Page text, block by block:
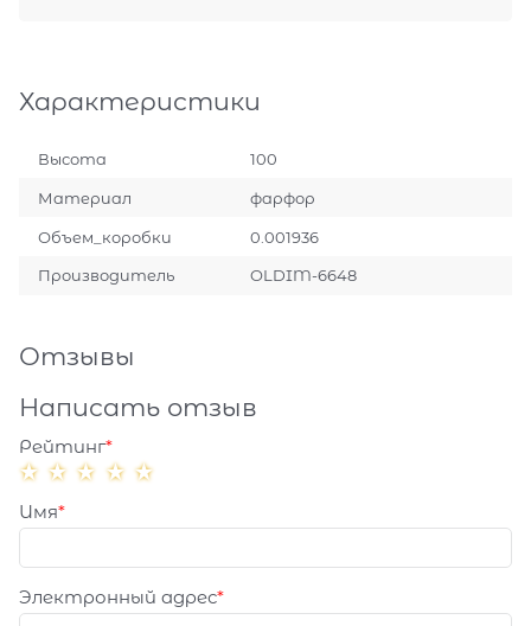
Характеристики
Высота 100
Материал фарфор
Объем_коробки 0.001936
Производитель OLDIM-6648
Отзывы
Написать отзыв
Рейтинг
Имя
Электронный адрес